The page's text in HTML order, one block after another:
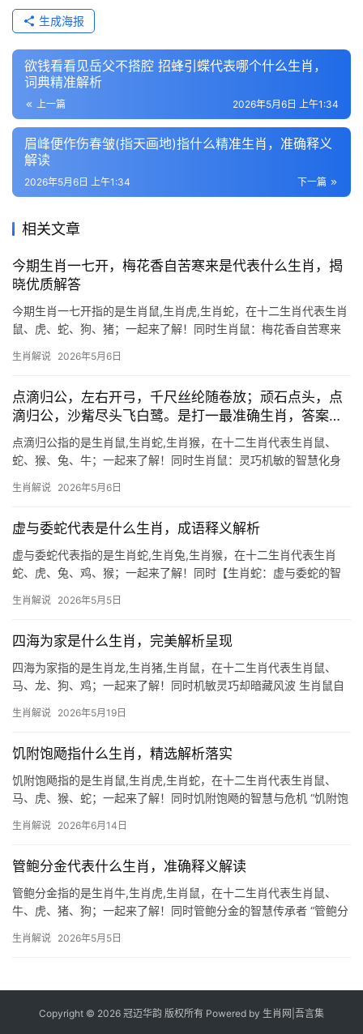
生成海报
欲钱看看见岳父不搭腔 招蜂引蝶代表哪个什么生肖，
词典精准解析
上一篇 2026年5月6日 上午1:34
眉峰便作伤春皱(指天画地)指什么精准生肖，准确释义
解读
下一篇
2026年5月6日 上午1:34
相关文章
今期生肖一七开，梅花香自苦寒来是代表什么生肖，揭
晓优质解答
今期生肖一七开指的是生肖鼠,生肖虎,生肖蛇，在十二生肖代表生肖
鼠、虎、蛇、狗、猪；一起来了解！同时生肖鼠：梅花香自苦寒来
开”暗指数字8（1+7），而“苦寒”则象征坚韧，在十二生肖中，生肖
生肖解说 2026年5月6日
点滴归公，左右开弓，千尺丝纶随卷放；顽石点头，点
滴归公，沙觜尽头飞白鹭。是打一最准确生肖，答案精
准解析
点滴归公指的是生肖鼠,生肖蛇,生肖猴，在十二生肖代表生肖鼠、
蛇、猴、兔、牛；一起来了解！同时生肖鼠：灵巧机敏的智慧化身
29岁者易遇贵人提携，然“千尺丝纶随卷放”警示贪心必失，部分人
生肖解说 2026年5月6日
虚与委蛇代表是什么生肖，成语释义解析
虚与委蛇代表指的是生肖蛇,生肖兔,生肖猴，在十二生肖代表生肖
蛇、虎、兔、鸡、猴；一起来了解！同时【生肖蛇：虚与委蛇的智
出生者天生具备敏锐洞察力，遇强敌时以柔克刚，正如2026年下半
生肖解说 2026年5月5日
四海为家是什么生肖，完美解析呈现
四海为家指的是生肖龙,生肖猪,生肖鼠，在十二生肖代表生肖鼠、
马、龙、狗、鸡；一起来了解！同时机敏灵巧却暗藏风波 生肖鼠自
吉凶交织之年，下半年易遇“破财不止”之困，尤其29岁至51岁者，
生肖解说 2026年5月19日
饥附饱飏指什么生肖，精选解析落实
饥附饱飏指的是生肖鼠,生肖虎,生肖蛇，在十二生肖代表生肖鼠、
马、虎、猴、蛇；一起来了解！同时饥附饱飏的智慧与危机 “饥附饱
义，在十二生肖中，生肖鼠最能体现这一特性的两面性——机敏求
生肖解说 2026年6月14日
管鲍分金代表什么生肖，准确释义解读
管鲍分金指的是生肖牛,生肖虎,生肖鼠，在十二生肖代表生肖鼠、
牛、虎、猪、狗；一起来了解！同时管鲍分金的智慧传承者 “管鲍分
商时，管仲常多分钱财，鲍叔牙却毫不计较，认为管仲家贫更需资
生肖解说 2026年5月5日
Copyright © 2026 冠迈华韵 版权所有 Powered by 生肖网 吾言集